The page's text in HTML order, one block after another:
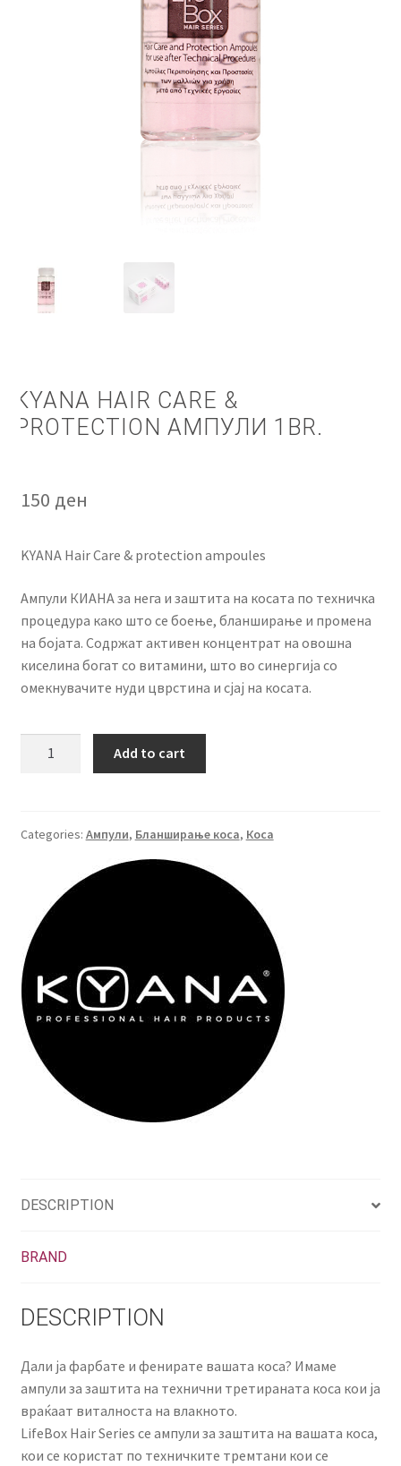
НАШИ БРЕНДОВИ ЗА КОЗМЕТИКА И ФРИЗЕРАЈ
ПОЛИТИКА И УСЛОВИ ЗА КОРИСТЕЊЕ
КОРИСНИ СОВЕТИ
KYANA HAIR CARE &
PROTECTION АМПУЛИ 1BR.
150 ден
KYANA Hair Care & protection ampoules
Ампули КИАНА за нега и заштита на косата по техничка
процедура како што се боење, бланширање и промена
на бојата. Содржат активен концентрат на овошна
киселина богат со витамини, што во синергија со
омекнувачите нуди цврстина и сјај на косата.
protection
quantity
Add to cart
Categories: Ампули, Бланширање коса, Коса
DESCRIPTION
BRAND
DESCRIPTION
Дали ја фарбате и фенирате вашата коса? Имаме
ампули за заштита на технични третираната коса кои ја
враќаат виталноста на влакното.
LifeBox Hair Series се ампули за заштита на вашата коса,
кои се користат по техничките тремтани кои се